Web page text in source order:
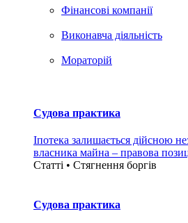
Фінансові компанії
Виконавча діяльність
Мораторій
Судова практика
Іпотека залишається дійсною
власника майна – правова
Статті • Стягнення боргiв
Судова практика